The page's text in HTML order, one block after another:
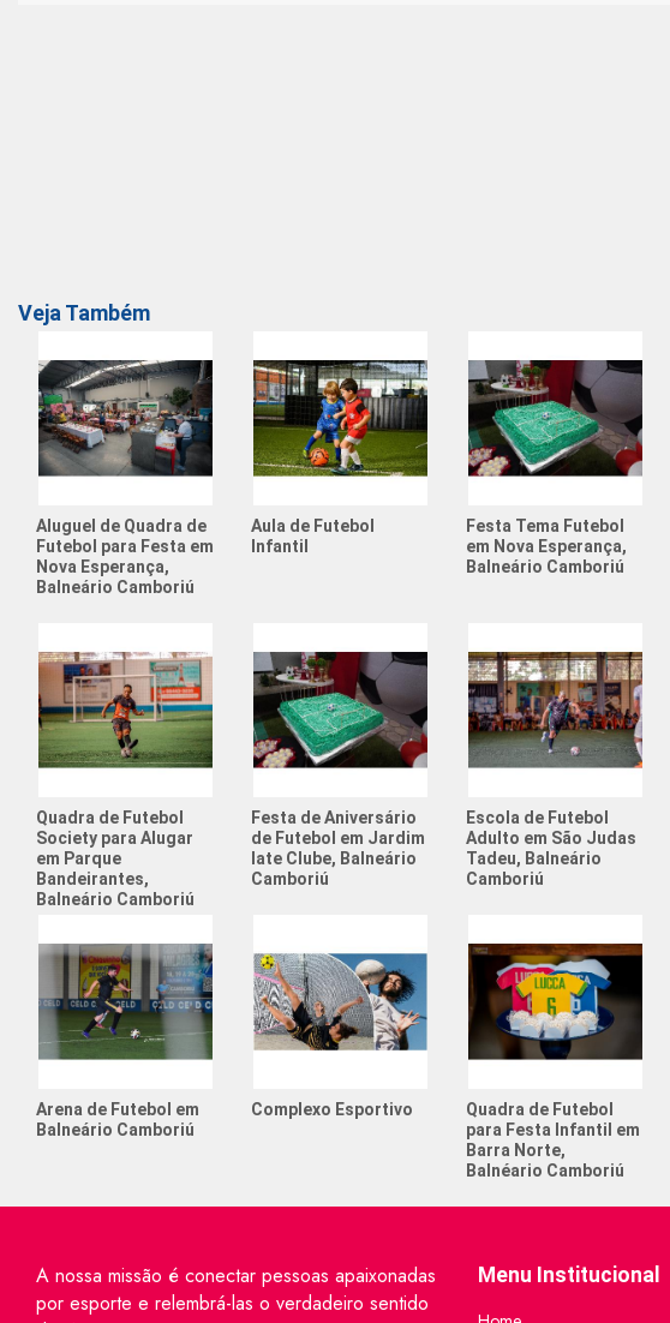
Veja Também
Aluguel de Quadra de
Futebol para Festa em
Nova Esperança,
Balneário Camboriú
Aula de Futebol
Infantil
Festa Tema Futebol
em Nova Esperança,
Balneário Camboriú
Quadra de Futebol
Society para Alugar
em Parque
Bandeirantes,
Balneário Camboriú
Festa de Aniversário
de Futebol em Jardim
Iate Clube, Balneário
Camboriú
Escola de Futebol
Adulto em São Judas
Tadeu, Balneário
Camboriú
Arena de Futebol em
Balneário Camboriú
Complexo Esportivo
Quadra de Futebol
para Festa Infantil em
Barra Norte,
Balnéario Camboriú
A nossa missão é conectar pessoas apaixonadas
por esporte e relembrá-las o verdadeiro sentido
Menu Institucional